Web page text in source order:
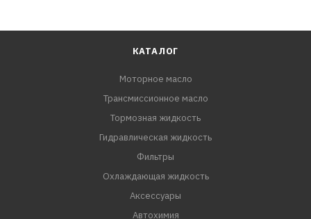
ветошью или тканевой салфеткой и промойте водой.
КАТАЛОГ
Моторное масло
Трансмиссионное масло
Тормозная жидкость
Гидравлическая жидкость
Фильтры
Охлаждающая жидкость
Аксессуары
Автохимия